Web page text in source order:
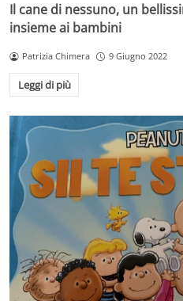
Il cane di nessuno, un
insieme ai bambini
Patrizia Chimera 9 Giugno 2022
Leggi di più